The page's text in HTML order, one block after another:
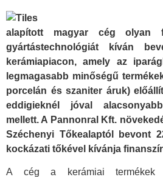
alapított magyar cég olyan
gyártástechnológiát kíván
kerámiapiacon, amely az
legmagasabb minőségű
porcelán és szaniter áruk)
eddigieknél jóval
mellett. A Pannonral Kft.
Széchenyi Tőkealaptól bevont
kockázati tőkével kívánja
A cég a kerámiai termékek